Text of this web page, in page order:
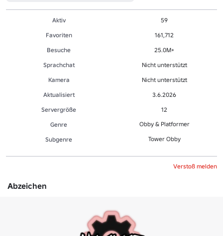
Aktiv
59
Favoriten
161,712
Besuche
25.0M+
Sprachchat
Nicht unterstützt
Kamera
Nicht unterstützt
Aktualisiert
3.6.2026
Servergröße
12
Genre
Obby & Platformer
Sub­gen­re Tower Obby
Verstoß melden
Abzeichen